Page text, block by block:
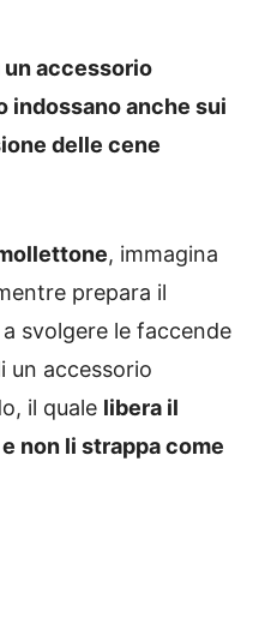
accessorio
indossano anche sui
delle cene
, immagina
prepara il
svolgere le faccende
un accessorio
il quale libera il
non li strappa come